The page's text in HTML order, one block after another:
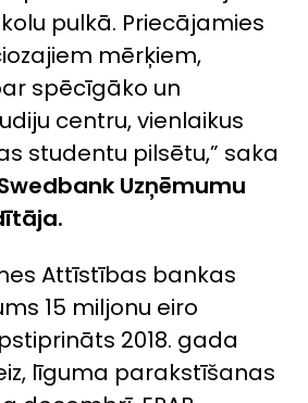
pulkā. Priecājamies
mērķiem,
spēcīgāko un
centru, vienlaikus
studentu pilsētu,” saka
Uzņēmumu
Attīstības bankas
15 miljonu eiro
2018. gada
līguma parakstīšanas